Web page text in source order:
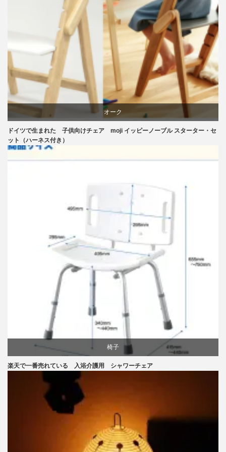
リビングダイニング
椅子
オーク
ドイツで生まれた 子供向けチェア moji イッピーノーブル スターター・セ
ット（ハーネス付き）
椅子
楽天で一番売れている 入浴介護用 シャワーチェア